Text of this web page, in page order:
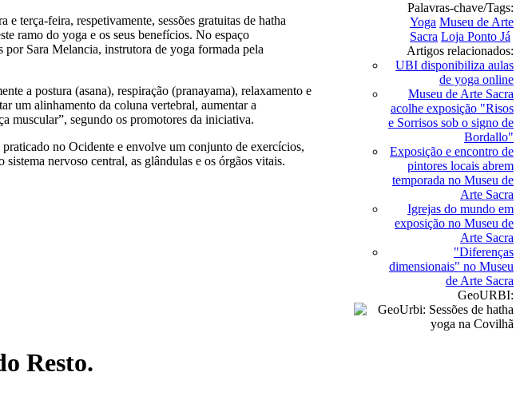
terça-feira, respetivamente, sessões gratuitas de hatha
ramo do yoga e os seus benefícios. No espaço
Sara Melancia, instrutora de yoga formada pela
a postura (asana), respiração (pranayama), relaxamento e
um alinhamento da coluna vertebral, aumentar a
muscular”, segundo os promotores da iniciativa.
no Ocidente e envolve um conjunto de exercícios,
nervoso central, as glândulas e os órgãos vitais.
Palavras-chave/Tags:
Yoga Museu de Arte
Sacra Loja Ponto Já
Artigos relacionados:
UBI disponibiliza aulas
de yoga online
Museu de Arte Sacra
acolhe exposição "Risos
e Sorrisos sob o signo de
Bordallo"
Exposição e encontro de
pintores locais abrem
temporada no Museu de
Arte Sacra
Igrejas do mundo em
exposição no Museu de
Arte Sacra
"Diferenças
dimensionais" no Museu
de Arte Sacra
GeoURBI:
Resto.